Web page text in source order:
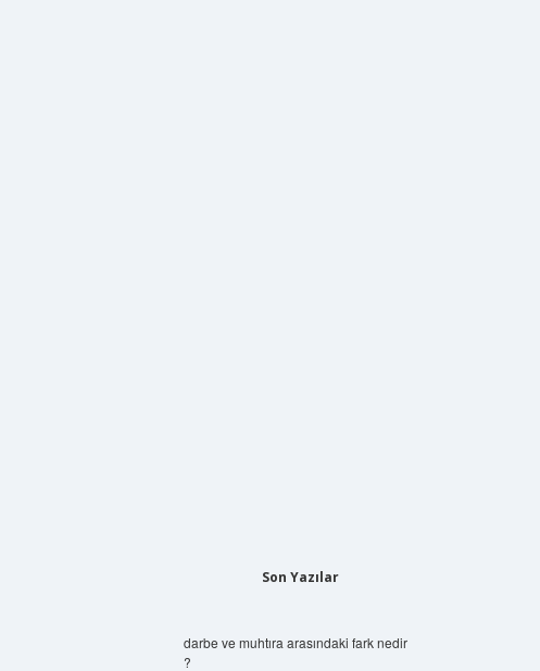
Son Yazılar
darbe ve muhtıra arasındaki fark nedir
?